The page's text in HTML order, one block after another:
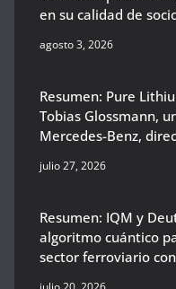
en su calidad de
agosto 3, 2026
Resumen: Pure
Tobias Glossmann,
Mercedes-Benz,
julio 27, 2026
Resumen: IQM y
algoritmo cuántico
sector ferroviario